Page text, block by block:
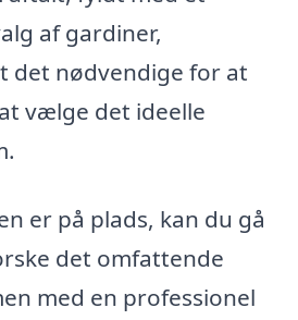
af gardiner,
det nødvendige for at
vælge det ideelle
er på plads, kan du gå
det omfattende
med en professionel